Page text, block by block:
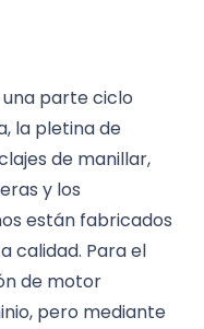
parte ciclo
la pletina de
de manillar,
y los
están fabricados
calidad. Para el
de motor
pero mediante